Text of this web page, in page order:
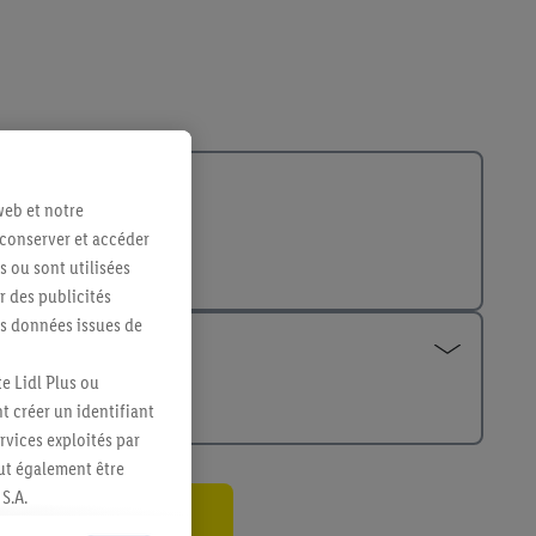
et notre
et accéder
ou sont utilisées
des publicités
données issues de
Lidl Plus ou
créer un identifiant
exploités par
également être